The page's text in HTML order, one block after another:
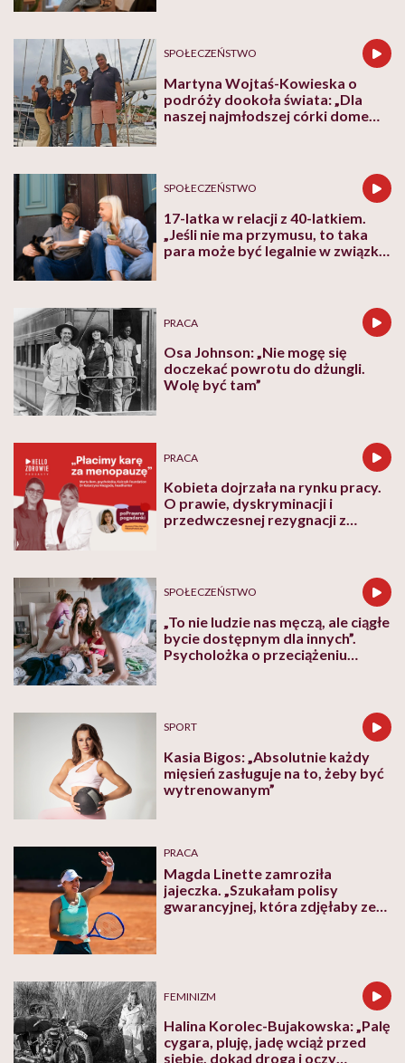
SPOŁECZEŃSTWO
Martyna Wojtaś-Kowieska o
podróży dookoła świata: „Dla
naszej najmłodszej córki domem
SPOŁECZEŃSTWO
17-latka w relacji z 40-latkiem.
„Jeśli nie ma przymusu, to taka
para może być legalnie w związku.
PRACA
Osa Johnson: „Nie mogę się
doczekać powrotu do dżungli.
Wolę być tam”
PRACA
Kobieta dojrzała na rynku pracy.
O prawie, dyskryminacji i
przedwczesnej rezygnacji z
SPOŁECZEŃSTWO
„To nie ludzie nas męczą, ale ciągłe
bycie dostępnym dla innych”.
Psycholożka o przeciążeniu
SPORT
Kasia Bigos: „Absolutnie każdy
mięsień zasługuje na to, żeby być
wytrenowanym”
PRACA
Magda Linette zamroziła
jajeczka. „Szukałam polisy
gwarancyjnej, która zdjęłaby ze
FEMINIZM
Halina Korolec-Bujakowska: „Palę
cygara, pluję, jadę wciąż przed
siebie, dokąd droga i oczy